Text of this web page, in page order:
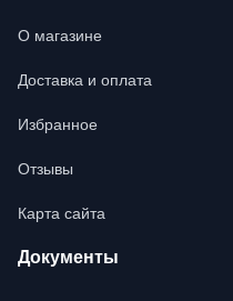
О магазине
Доставка и оплата
Избранное
Отзывы
Карта сайта
Документы